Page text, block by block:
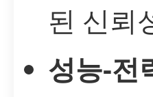
된 신뢰
성능-전